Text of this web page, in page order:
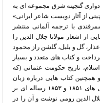
ادواری گنجینه شرق مجموعه ای به
از آثار دویست شاعر ایرانی»
با ترجمه آلمانی منتشر
از اشعار مولانا جلال الدین را
عذار، گل و بلبل، گلشن راز محمود
و کتاب های متعدد و بسیار
تاریخ حکومت عثمانی (که
کتاب هایی درباره زبان
ادبیات ترکی و عربی نوشت. وی در سال های ۱۸۵۱ و ۱۸۵۳ رساله ای بر
الدین رومی نوشت و آن را در